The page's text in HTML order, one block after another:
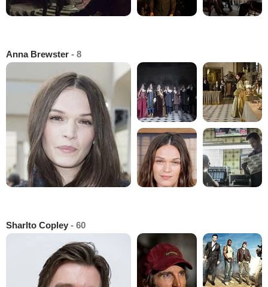
Anna Brewster - 8
Sharlto Copley - 60